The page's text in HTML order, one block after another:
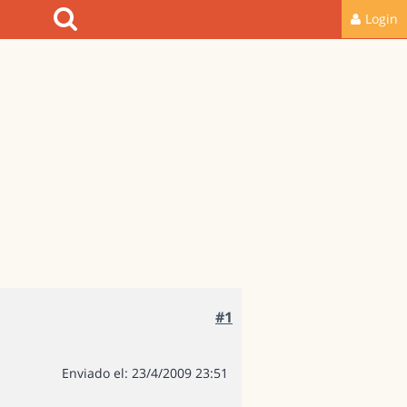
Login
#1
Enviado el: 23/4/2009 23:51